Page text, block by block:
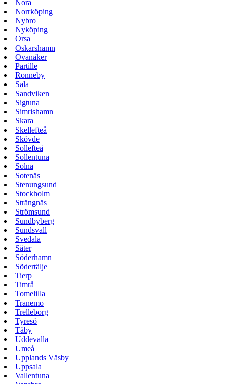
Nora
Norrköping
Nybro
Nyköping
Orsa
Oskarshamn
Ovanåker
Partille
Ronneby
Sala
Sandviken
Sigtuna
Simrishamn
Skara
Skellefteå
Skövde
Sollefteå
Sollentuna
Solna
Sotenäs
Stenungsund
Stockholm
Strängnäs
Strömsund
Sundbyberg
Sundsvall
Svedala
Säter
Söderhamn
Södertälje
Tierp
Timrå
Tomelilla
Tranemo
Trelleborg
Tyresö
Täby
Uddevalla
Umeå
Upplands Väsby
Uppsala
Vallentuna